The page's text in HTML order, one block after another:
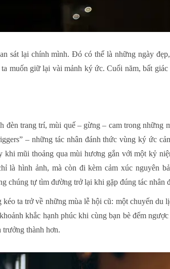
sát lại chính mình. Đó có thể là những ngày
muốn giữ lại vài mảnh ký ức. Cuối năm, bất
trang trí, mùi quế – gừng – cam trong những
– những tác nhân đánh thức vùng ký ức
mũi thoảng qua mùi hương gắn với một kỷ
hình ảnh, mà còn đi kèm cảm xúc nguyên
chúng tự tìm đường trở lại khi gặp đúng tác nhân
ta trở về những mùa lễ hội cũ: một chuyến du
khắc hạnh phúc khi cùng bạn bè đếm
thành hơn.